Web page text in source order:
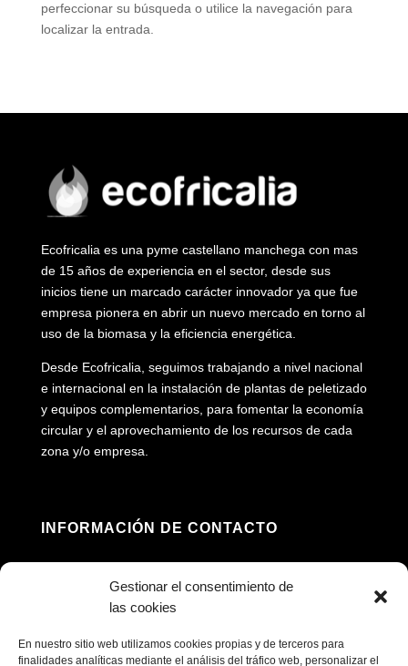
Gestionar el consentimiento de
las cookies
En nuestro sitio web utilizamos cookies propias y de terceros para
finalidades analíticas mediante el análisis del tráfico web, personalizar el
perfeccionar su búsqueda o utilice la navegación para
localizar la entrada.
Ecofricalia es una pyme castellano manchega con mas
de 15 años de experiencia en el sector, desde sus
inicios tiene un marcado carácter innovador ya que fue
empresa pionera en abrir un nuevo mercado en torno al
uso de la biomasa y la eficiencia energética.
Desde Ecofricalia, seguimos trabajando a nivel nacional
e internacional en la instalación de plantas de peletizado
y equipos complementarios, para fomentar la economía
circular y el aprovechamiento de los recursos de cada
zona y/o empresa.
INFORMACIÓN DE CONTACTO
Pedroñeras, Cuenca